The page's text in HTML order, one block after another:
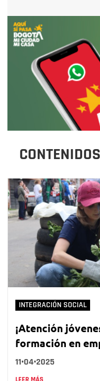
INTEGRACIÓN SOCIAL
¡Atención
formación en
11•04•2025